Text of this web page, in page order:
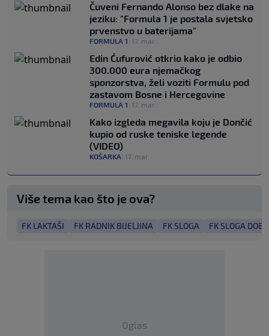
Čuveni Fernando Alonso bez dlake na
jeziku: "Formula 1 je postala svjetsko
prvenstvo u baterijama"
FORMULA 1 17. mar.
Edin Ćufurović otkrio kako je odbio
300.000 eura njemačkog
sponzorstva, želi voziti Formulu pod
zastavom Bosne i Hercegovine
FORMULA 1 17. mar.
Kako izgleda megavila koju je Dončić
kupio od ruske teniske legende
(VIDEO)
KOŠARKA 17. mar.
Više tema kao što je ova?
FK LAKTAŠI FK RADNIK BIJELJINA FK SLOGA FK SLOGA
Oglas